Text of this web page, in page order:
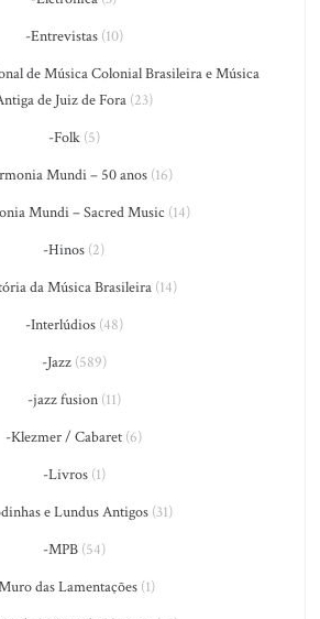
-Entrevistas(10)
de Música Colonial Brasileira e Música
de Juiz de Fora (23)
-Folk(5)
Mundi – 50 anos(16)
Mundi – Sacred Music (14)
-Hinos (2)
da Música Brasileira(14)
-Interlúdios(48)
-Jazz(589)
-jazz fusion(11)
-Klezmer / Cabaret (6)
-Livros(1)
e Lundus Antigos (31)
-MPB(54)
das Lamentações (1)